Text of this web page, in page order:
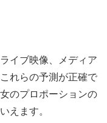
イブ映像、メディア
れらの予測が正確で
のプロポーションの
えます。